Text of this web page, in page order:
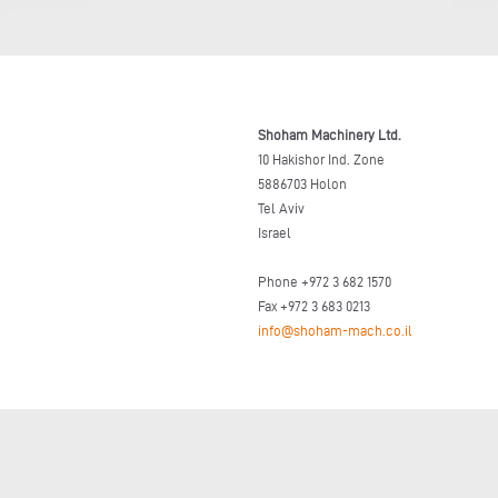
Shoham Machinery Ltd.
10 Hakishor Ind. Zone
5886703 Holon
Tel Aviv
Israel
Phone +972 3 682 1570
Fax +972 3 683 0213
info@shoham-mach.co.il